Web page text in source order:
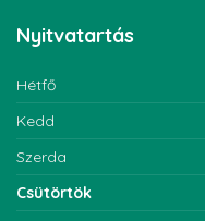
Nyitvatartás
Hétfő
Kedd
Szerda
Csütörtök